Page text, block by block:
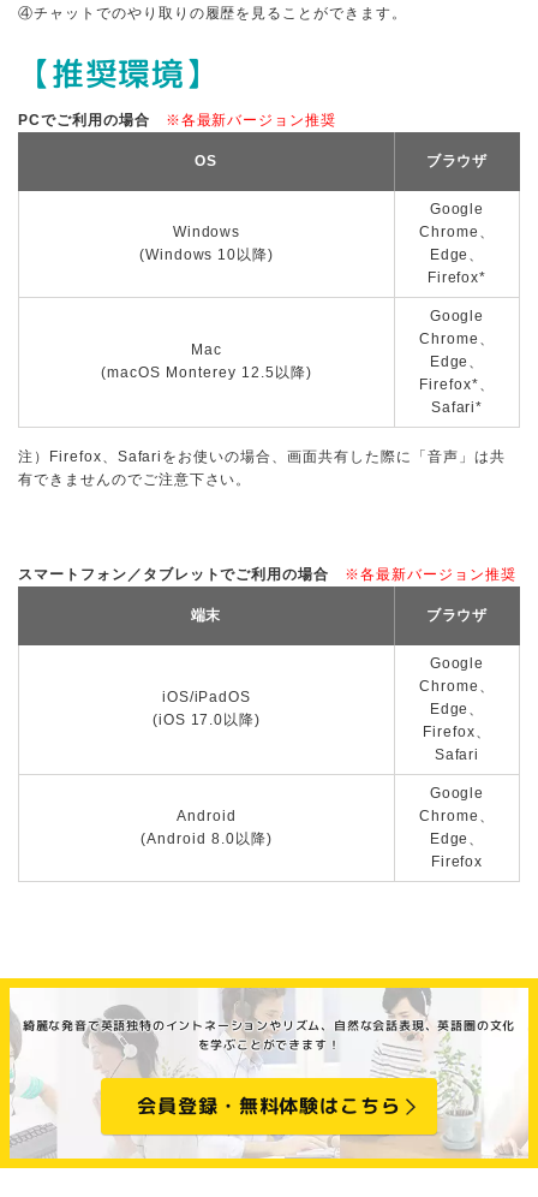
④チャットでのやり取りの履歴を見ることができます。
【推奨環境】
PCでご利用の場合 ※各最新バージョン推奨
OS ブラウザ
Windows
(Windows 10以降)
Google
Chrome、
Edge、
Firefox*
Mac
(macOS Monterey 12.5以降)
Google
Chrome、
Edge、
Firefox*、
Safari*
注）Firefox、Safariをお使いの場合、画面共有した際に「音声」は共
有できませんのでご注意下さい。
スマートフォン／タブレットでご利用の場合 ※各最新バージョン推奨
端末 ブラウザ
iOS/iPadOS
(iOS 17.0以降)
Google
Chrome、
Edge、
Firefox、
Safari
Android
(Android 8.0以降)
Google
Chrome、
Edge、
Firefox
綺麗な発音で英語独特のイントネーションやリズム、自然な会話表現、英語圏の文化
を学ぶことができます！
会員登録・無料体験はこちら